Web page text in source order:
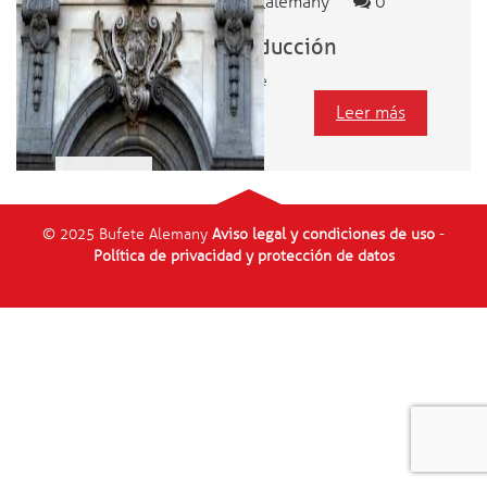
febrero
I- Introducción
La reciente
Leer más
© 2025 Bufete Alemany Aviso legal y condiciones de uso -
Política de privacidad y protección de datos